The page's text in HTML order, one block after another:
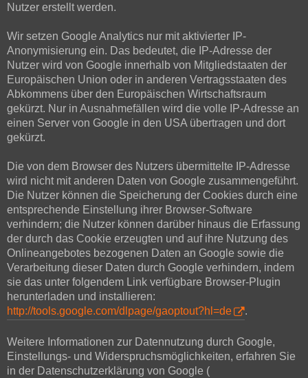
Nutzer erstellt werden.
Wir setzen Google Analytics nur mit aktivierter IP-
Anonymisierung ein. Das bedeutet, die IP-Adresse der
Nutzer wird von Google innerhalb von Mitgliedstaaten der
Europäischen Union oder in anderen Vertragsstaaten des
Abkommens über den Europäischen Wirtschaftsraum
gekürzt. Nur in Ausnahmefällen wird die volle IP-Adresse an
einen Server von Google in den USA übertragen und dort
gekürzt.
Die von dem Browser des Nutzers übermittelte IP-Adresse
wird nicht mit anderen Daten von Google zusammengeführt.
Die Nutzer können die Speicherung der Cookies durch eine
entsprechende Einstellung ihrer Browser-Software
verhindern; die Nutzer können darüber hinaus die Erfassung
der durch das Cookie erzeugten und auf ihre Nutzung des
Onlineangebotes bezogenen Daten an Google sowie die
Verarbeitung dieser Daten durch Google verhindern, indem
sie das unter folgendem Link verfügbare Browser-Plugin
herunterladen und installieren:
http://tools.google.com/dlpage/gaoptout?hl=de
.
Weitere Informationen zur Datennutzung durch Google,
Einstellungs- und Widerspruchsmöglichkeiten, erfahren Sie
in der Datenschutzerklärung von Google (